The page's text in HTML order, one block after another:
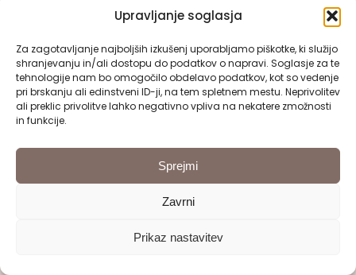
Upravljanje soglasja
Za zagotavljanje najboljših izkušenj uporabljamo piškotke, ki služijo
shranjevanju in/ali dostopu do podatkov o napravi. Soglasje za te
tehnologije nam bo omogočilo obdelavo podatkov, kot so vedenje
pri brskanju ali edinstveni ID-ji, na tem spletnem mestu. Neprivolitev
ali preklic privolitve lahko negativno vpliva na nekatere zmožnosti
in funkcije.
Sprejmi
Zavrni
Prikaz nastavitev
OSNOVNI PODATKI
VDC Kranj
Kidričeva cesta 51, 4000 Kranj
: 04/ 280 55 10
tajnistvo@vdc-kranj.com